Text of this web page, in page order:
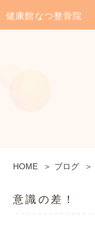
健康館なつ整骨院
HOME ブログ
意識の差！